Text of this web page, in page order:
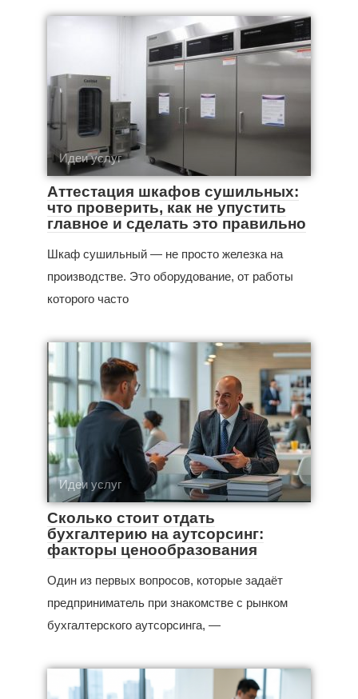
Идеи услуг
Аттестация шкафов сушильных:
что проверить, как не упустить
главное и сделать это правильно
Шкаф сушильный — не просто железка на
производстве. Это оборудование, от работы
которого часто
Идеи услуг
Сколько стоит отдать
бухгалтерию на аутсорсинг:
факторы ценообразования
Один из первых вопросов, которые задаёт
предприниматель при знакомстве с рынком
бухгалтерского аутсорсинга, —